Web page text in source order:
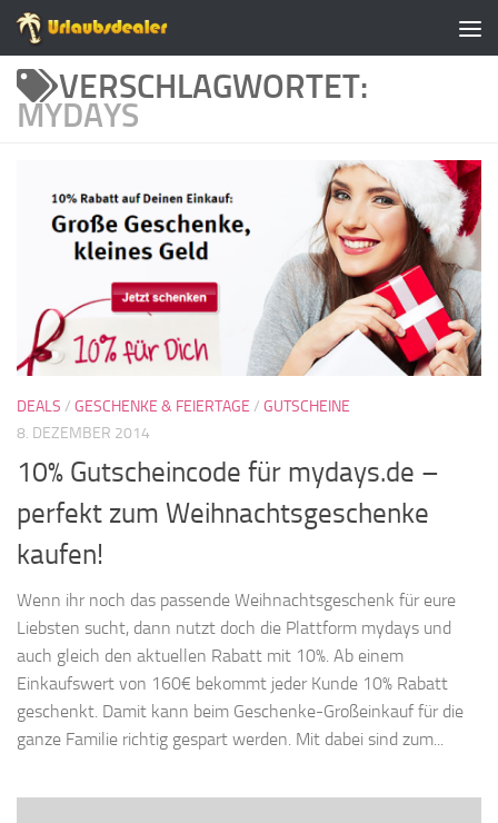
Zum Inhalt springen
VERSCHLAGWORTET:
MYDAYS
DEALS / GESCHENKE & FEIERTAGE / GUTSCHEINE
8. DEZEMBER 2014
10% Gutscheincode für mydays.de –
perfekt zum Weihnachtsgeschenke
kaufen!
Wenn ihr noch das passende Weihnachtsgeschenk für eure
Liebsten sucht, dann nutzt doch die Plattform mydays und
auch gleich den aktuellen Rabatt mit 10%. Ab einem
Einkaufswert von 160€ bekommt jeder Kunde 10% Rabatt
geschenkt. Damit kann beim Geschenke-Großeinkauf für die
ganze Familie richtig gespart werden. Mit dabei sind zum...